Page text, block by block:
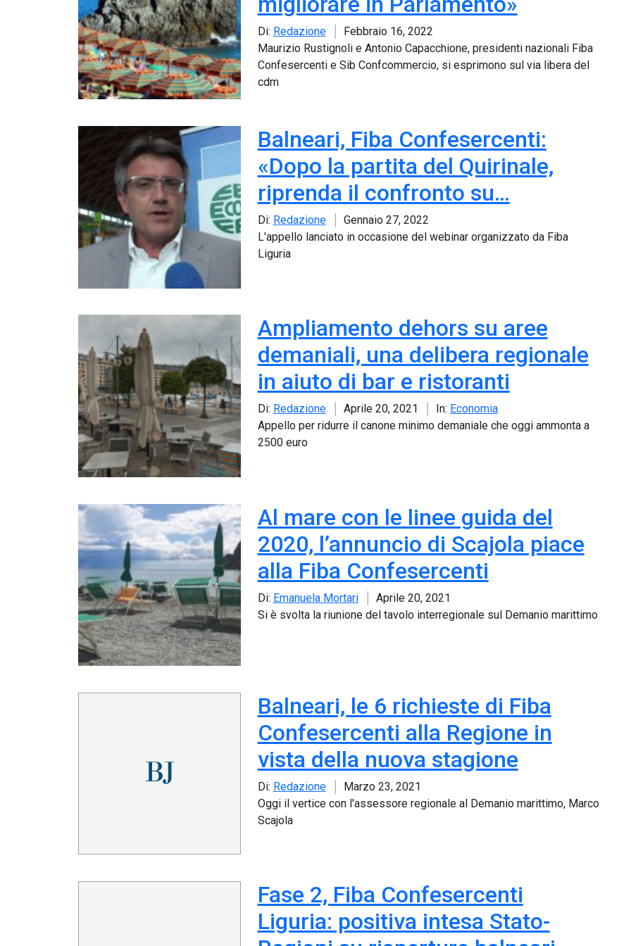
Di: Redazione
Febbraio 16, 2022
Maurizio Rustignoli e Antonio Capacchione, presidenti nazionali Fiba
Confesercenti e Sib Confcommercio, si esprimono sul via libera del
cdm
Balneari, Fiba Confesercenti:
«Dopo la partita del Quirinale,
riprenda il confronto su…
Di: Redazione
Gennaio 27, 2022
L'appello lanciato in occasione del webinar organizzato da Fiba
Liguria
Ampliamento dehors su aree
demaniali, una delibera regionale
in aiuto di bar e ristoranti
Di: Redazione Aprile 20, 2021 In: Economia
Appello per ridurre il canone minimo demaniale che oggi ammonta a
2500 euro
Al mare con le linee guida del
2020, l’annuncio di Scajola piace
alla Fiba Confesercenti
Di: Emanuela Mortari
Aprile 20, 2021
Si è svolta la riunione del tavolo interregionale sul Demanio marittimo
Balneari, le 6 richieste di Fiba
Confesercenti alla Regione in
vista della nuova stagione
Di: Redazione
Marzo 23, 2021
Oggi il vertice con l'assessore regionale al Demanio marittimo, Marco
Scajola
Fase 2, Fiba Confesercenti
Liguria: positiva intesa Stato-